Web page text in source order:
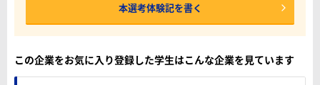
本選考体験記を書く
この企業をお気に入り登録した学生はこんな企業を見ています